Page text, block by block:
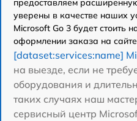
уверены в качестве наших
Microsoft Go 3 будет стоить
оформлении заказа на
[dataset:services:name]
на выезде, если не
оборудования и
таких случаях наш
сервисный центр